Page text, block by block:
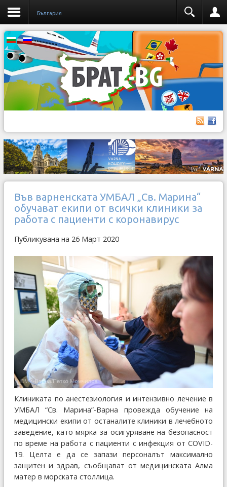
България
Във варненската УМБАЛ „Св. Марина“
обучават екипи от всички клиники за
работа с пациенти с коронавирус
Публикувана на 26 Март 2020
Клиниката по анестезиология и интензивно лечение в
УМБАЛ “Св. Марина”-Варна провежда обучение на
медицински екипи от останалите клиники в лечебното
заведение, като мярка за осигуряване на безопасност
по време на работа с пациенти с инфекция от COVID-
19. Целта е да се запази персоналът максимално
защитен и здрав, съобщават от медицинската Алма
матер в морската столлица.